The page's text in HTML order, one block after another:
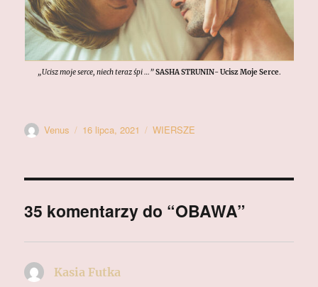
„Ucisz moje serce, niech teraz śpi …”SASHA STRUNIN- Ucisz Moje Serce.
Autor
Venus
Data
16 lipca, 2021 Kategorie
WIERSZE
35 komentarzy do “OBAWA”
Kasia Futka